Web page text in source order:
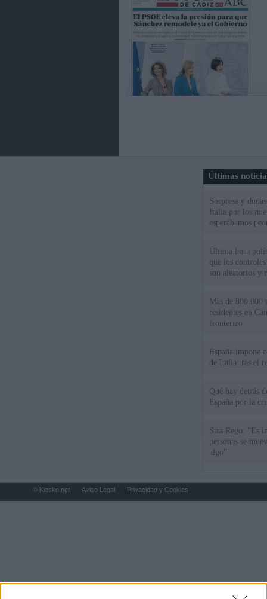
Últimas
Sorpresa y
Italia por los
esperábamos
Última hora
que los
son aleatorios y
Más de 800.000
residentes en
fronterizo
España impone
de Italia tras el
Qué hay detrás
España por la
Sira Rego: "Es
personas se
algo"
© Kiosko.net Aviso Legal Privacidad y Cookies